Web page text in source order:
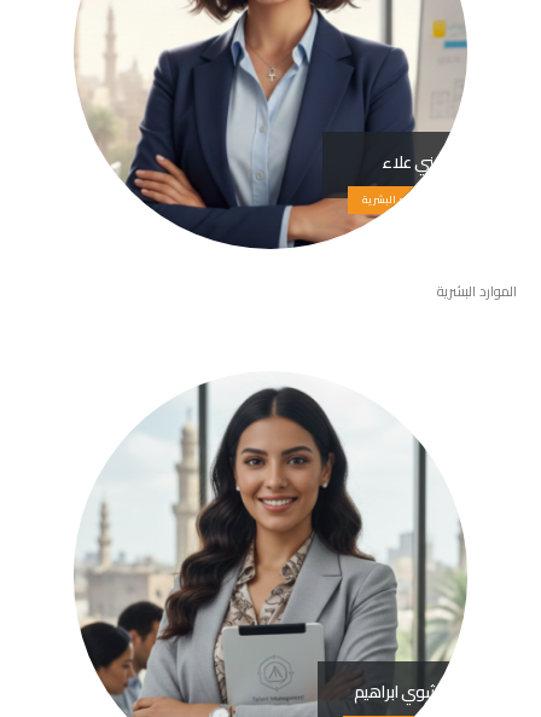
مني علاء
الموارد البشرية
الموارد البشرية
نشوي ابراهيم